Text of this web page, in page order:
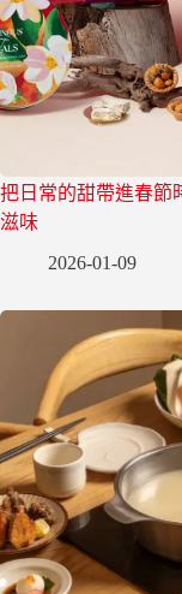
把日常的甜帶進春節
滋味
2026-01-09